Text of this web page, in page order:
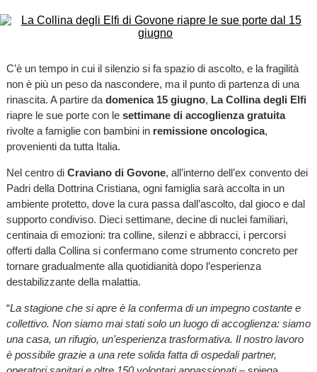
C’è un tempo in cui il silenzio si fa spazio di ascolto, e la fragilità
non è più un peso da nascondere, ma il punto di partenza di una
rinascita. A partire da domenica 15 giugno, La Collina degli Elfi
riapre le sue porte con le settimane di accoglienza gratuita
rivolte a famiglie con bambini in remissione oncologica,
provenienti da tutta Italia.
Nel centro di Craviano di Govone, all’interno dell’ex convento dei
Padri della Dottrina Cristiana, ogni famiglia sarà accolta in un
ambiente protetto, dove la cura passa dall’ascolto, dal gioco e dal
supporto condiviso. Dieci settimane, decine di nuclei familiari,
centinaia di emozioni: tra colline, silenzi e abbracci, i percorsi
offerti dalla Collina si confermano come strumento concreto per
tornare gradualmente alla quotidianità dopo l’esperienza
destabilizzante della malattia.
“La stagione che si apre è la conferma di un impegno costante e
collettivo. Non siamo mai stati solo un luogo di accoglienza: siamo
una casa, un rifugio, un’esperienza trasformativa. Il nostro lavoro
è possibile grazie a una rete solida fatta di ospedali partner,